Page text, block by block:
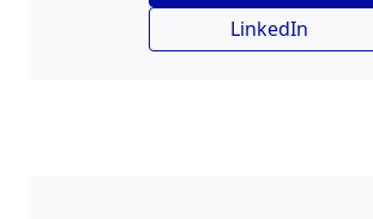
LinkedIn